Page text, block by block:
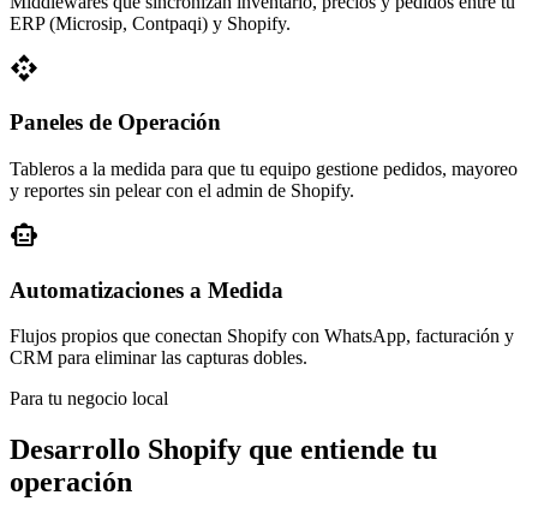
ERP (Microsip, Contpaqi) y Shopify.
api
Paneles de Operación
Tableros a la medida para que tu equipo gestione pedidos, mayoreo
y reportes sin pelear con el admin de Shopify.
smart_toy
Automatizaciones a Medida
Flujos propios que conectan Shopify con WhatsApp, facturación y
CRM para eliminar las capturas dobles.
Para tu negocio local
Desarrollo Shopify que entiende tu
operación